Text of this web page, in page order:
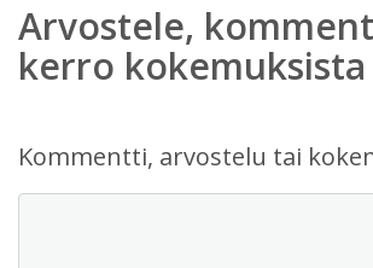
Arvostele,
kerro kokemuksista
Kommentti, arvostelu tai